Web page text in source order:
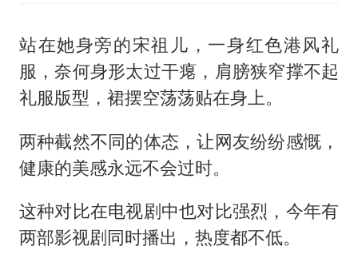
站在她身旁的宋祖儿，一身红色港风礼
服，奈何身形太过干瘪，肩膀狭窄撑不起
礼服版型，裙摆空荡荡贴在身上。
两种截然不同的体态，让网友纷纷感慨，
健康的美感永远不会过时。
这种对比在电视剧中也对比强烈，今年有
两部影视剧同时播出，热度都不低。